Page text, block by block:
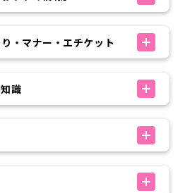
・マナー・エチケット
識